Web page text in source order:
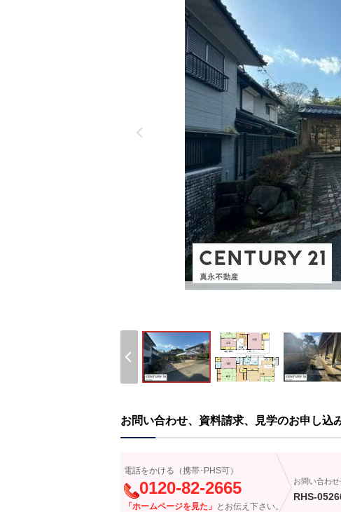
お問い合わせ、資料請求、見学のお申し込
電話をかける（携帯･PHS可）
0120-82-2665
「ホームページを見た」 とお伝え下さい。
お問い合わ
RHS-